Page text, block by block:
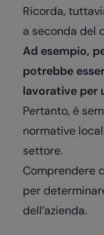
Ricorda,
a seconda del
Ad esempio,
potrebbe
lavorative per
Pertanto, è
normative
settore.
Comprendere
per
dell’azienda.